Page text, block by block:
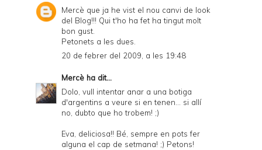
Mercè que ja he vist el nou canvi de look
del Blog!!! Qui t'ho ha fet ha tingut molt
bon gust.
Petonets a les dues.
20 de febrer del 2009, a les 19:48
Mercè ha dit...
Dolo, vull intentar anar a una botiga
d'argentins a veure si en tenen... si allí
no, dubto que ho trobem! ;)
Eva, deliciosa!! Bé, sempre en pots fer
alguna el cap de setmana! ;) Petons!